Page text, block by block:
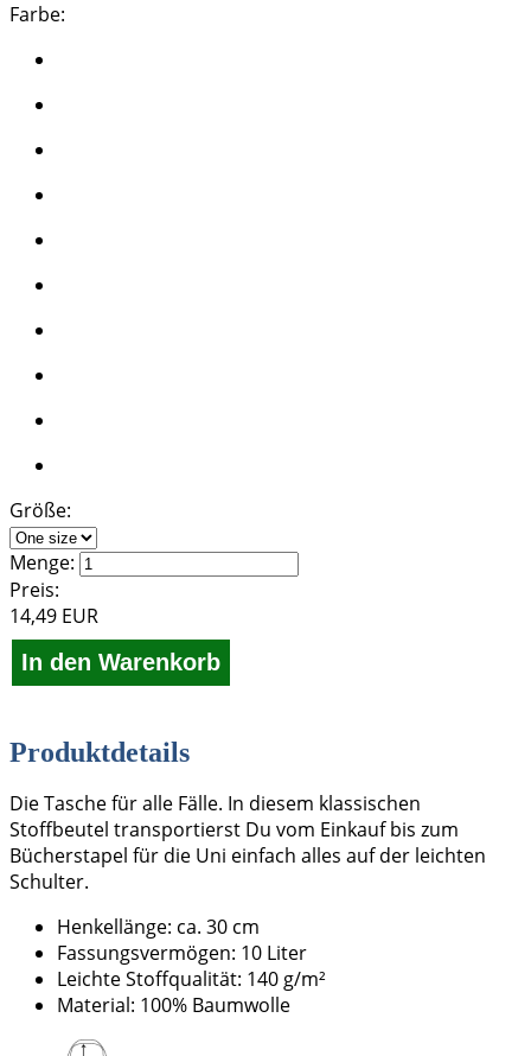
Farbe:
Größe:
Menge:
Preis:
14,49 EUR
Produktdetails
Die Tasche für alle Fälle. In diesem klassischen
Stoffbeutel transportierst Du vom Einkauf bis zum
Bücherstapel für die Uni einfach alles auf der leichten
Schulter.
Henkellänge: ca. 30 cm
Fassungsvermögen: 10 Liter
Leichte Stoffqualität: 140 g/m²
Material: 100% Baumwolle